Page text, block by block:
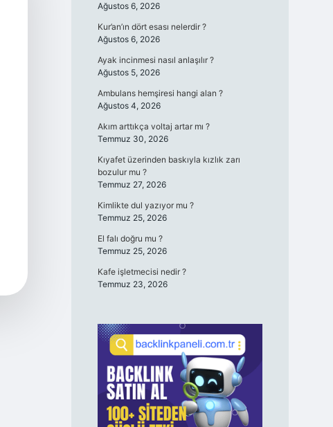
Ağustos 6, 2026
Kur’an’ın dört esası nelerdir ?
Ağustos 6, 2026
Ayak incinmesi nasıl anlaşılır ?
Ağustos 5, 2026
Ambulans hemşiresi hangi alan ?
Ağustos 4, 2026
Akım arttıkça voltaj artar mı ?
Temmuz 30, 2026
Kıyafet üzerinden baskıyla kızlık zarı
bozulur mu ?
Temmuz 27, 2026
Kimlikte dul yazıyor mu ?
Temmuz 25, 2026
El falı doğru mu ?
Temmuz 25, 2026
Kafe işletmecisi nedir ?
Temmuz 23, 2026